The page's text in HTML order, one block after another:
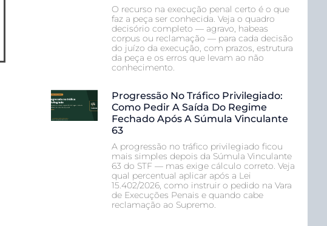
O recurso na execução penal certo é o que
faz a peça ser conhecida. Veja o quadro
decisório completo — agravo, habeas
corpus ou reclamação — para cada decisão
do juízo da execução, com prazos, estrutura
da peça e os erros que levam ao não
conhecimento.
Progressão No Tráfico Privilegiado:
Como Pedir A Saída Do Regime
Fechado Após A Súmula Vinculante
63
A progressão no tráfico privilegiado ficou
mais simples depois da Súmula Vinculante
63 do STF — mas exige cálculo correto. Veja
qual percentual aplicar após a Lei
15.402/2026, como instruir o pedido na Vara
de Execuções Penais e quando cabe
reclamação ao Supremo.